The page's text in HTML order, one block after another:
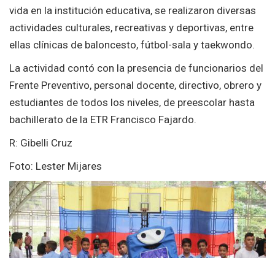
vida en la institución educativa, se realizaron diversas
actividades culturales, recreativas y deportivas, entre
ellas clínicas de baloncesto, fútbol-sala y taekwondo.
La actividad contó con la presencia de funcionarios del
Frente Preventivo, personal docente, directivo, obrero y
estudiantes de todos los niveles, de preescolar hasta
bachillerato de la ETR Francisco Fajardo.
R: Gibelli Cruz
Foto: Lester Mijares